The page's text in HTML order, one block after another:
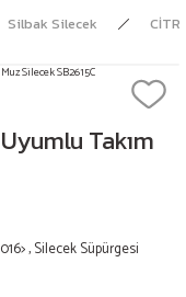
Silbak Silecek
Takım
,Silecek Süpürgesi